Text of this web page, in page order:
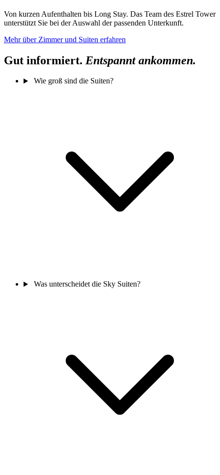
Von kurzen Aufenthalten bis Long Stay. Das Team des Estrel Tower
unterstützt Sie bei der Auswahl der passenden Unterkunft.
Mehr über Zimmer und Suiten erfahren
Gut informiert. Entspannt ankommen.
Wie groß sind die Suiten?
Was unterscheidet die Sky Suiten?